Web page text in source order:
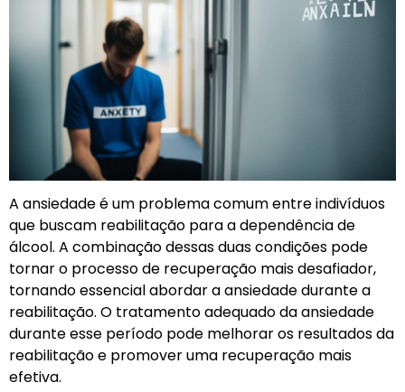
A ansiedade é um problema comum entre indivíduos
que buscam reabilitação para a dependência de
álcool. A combinação dessas duas condições pode
tornar o processo de recuperação mais desafiador,
tornando essencial abordar a ansiedade durante a
reabilitação. O tratamento adequado da ansiedade
durante esse período pode melhorar os resultados da
reabilitação e promover uma recuperação mais
efetiva.